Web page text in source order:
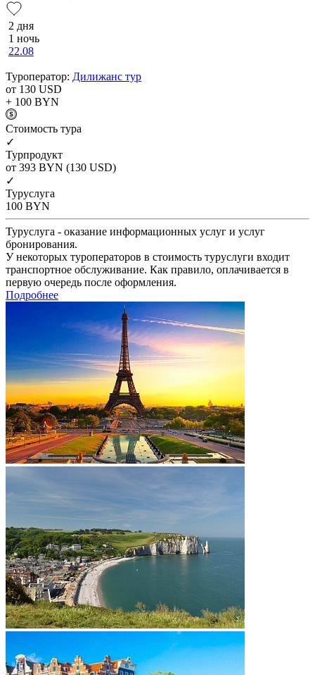
2 дня
1 ночь
22.08
Туроператор: Дилижанс тур
от 130 USD
+ 100 BYN
Cтоимость тура
✓
Турпродукт
от 393 BYN (130 USD)
✓
Туруслуга
100 BYN
Туруслуга - оказание информационных услуг и услуг
бронирования.
У некоторых туроператоров в стоимость туруслуги входит
транспортное обслуживание. Как правило, оплачивается в
первую очередь после оформления.
Подробнее